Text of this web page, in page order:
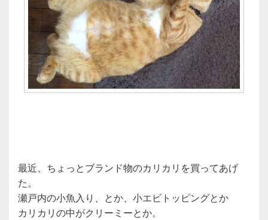
最近、ちょっとブランド物のカリカリを買ってあげ
た。
瀬戸内の小魚入り、とか、小エビトッピングとか
カリカリの中がクリーミーとか。